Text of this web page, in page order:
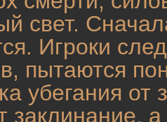
свет.
Игроки
пытаются
убегания от
заклинание,